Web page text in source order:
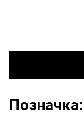
Позначка: